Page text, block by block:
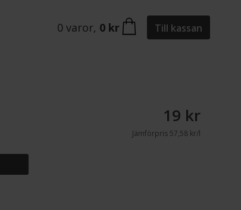
0 varor, 0 kr Till kassan
19 kr
Jämförpris57,58 kr/l